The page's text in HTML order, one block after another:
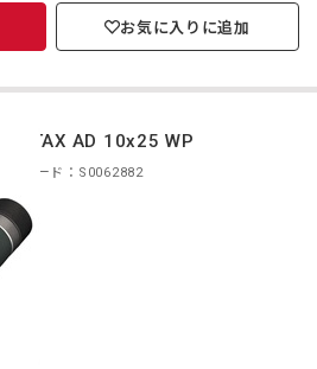
お気に入りに追加
PENTAX AD 10x25 WP
商品コード：S0062882